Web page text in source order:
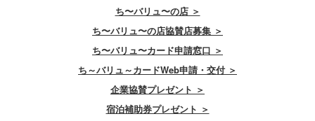
ち〜バリュ〜の店 ＞
ち〜バリュ〜の店協賛店募集 ＞
ち〜バリュ〜カード申請窓口 ＞
ち～バリュ～カードWeb申請・交付 ＞
企業協賛プレゼント ＞
宿泊補助券プレゼント ＞